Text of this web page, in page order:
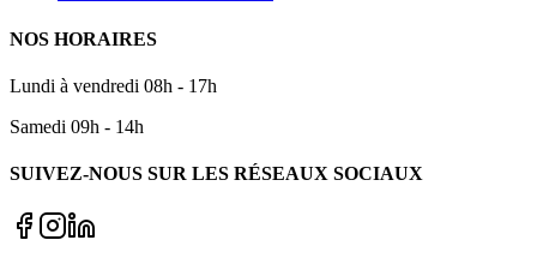
NOS HORAIRES
Lundi à vendredi 08h - 17h
Samedi 09h - 14h
SUIVEZ-NOUS SUR LES RÉSEAUX SOCIAUX